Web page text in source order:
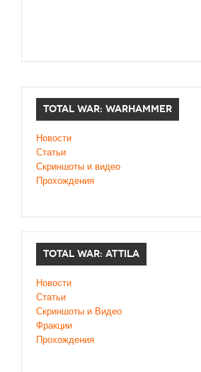
TOTAL WAR: WARHAMMER
Новости
Статьи
Скриншоты и видео
Прохождения
TOTAL WAR: ATTILA
Новости
Статьи
Скриншоты и Видео
Фракции
Прохождения